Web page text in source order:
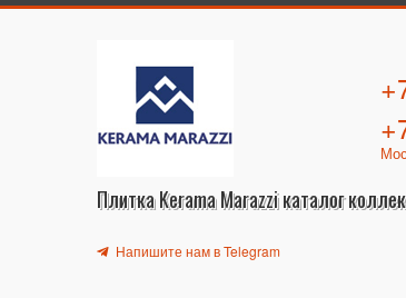
Плитка Kerama Marazzi каталог
Напишите нам в Telegram